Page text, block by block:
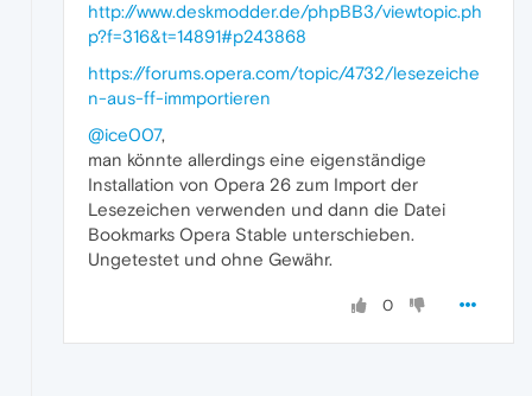
http://www.deskmodder.de/phpBB3/viewtopic.ph
p?f=316&t=14891#p243868
https://forums.opera.com/topic/4732/lesezeiche
n-aus-ff-immportieren
@ice007,
man könnte allerdings eine eigenständige
Installation von Opera 26 zum Import der
Lesezeichen verwenden und dann die Datei
Bookmarks Opera Stable unterschieben.
Ungetestet und ohne Gewähr.
0